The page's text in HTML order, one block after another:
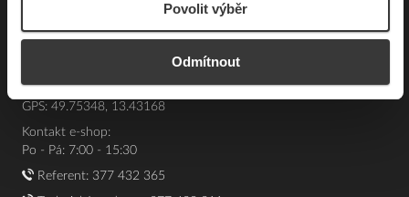
Povolit výběr
Odmítnout
Česká republika
DIČ: CZ40524485
GPS: 49.75348, 13.43168
Kontakt e-shop:
Po - Pá: 7:00 - 15:30
Referent: 377 432 365